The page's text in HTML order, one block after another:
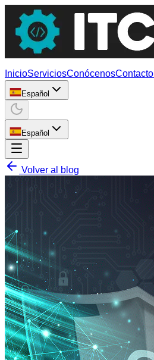
InicioServiciosConócenosContacto
Español
Español
Volver al blog